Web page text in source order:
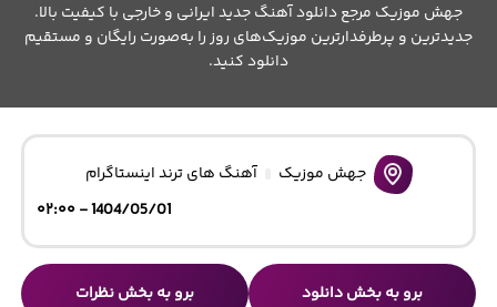
جهش موزیک مرجع دانلود آهنگ جدید ایرانی و خارجی با کیفیت بالا.
جدیدترین و پرطرفدارترین موزیک‌های روز را به‌صورت رایگان و مستقیم
دانلود کنید.
جهش موزیک
آهنگ های ترند اینستاگرام
1404/05/01 - ۰۲:۰۰
برو به بخش دانلود برو به بخش نظرات